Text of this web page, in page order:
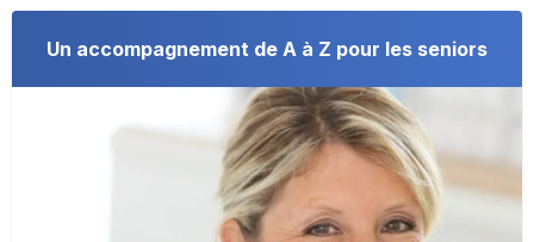
Un accompagnement de A à Z pour les seniors